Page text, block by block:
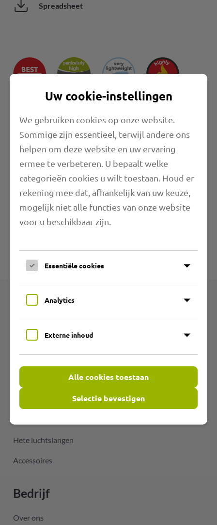
Spreadsheet
Eigenschappen
Lengte
Toepassingsbereiken
Technische specificaties
Productgroepen
Flexibele PVC slangen
Temperatuurbestendige slangen
Hete luchtslangen
Accessoires
Bedrijf
Over ons
Uw cookie-instellingen
We gebruiken cookies op onze website.
Sommige zijn essentieel, terwijl andere ons
helpen om deze website en uw ervaring
ermee te verbeteren. U bepaalt welke
categorieën cookies u wilt toestaan. Houd er
rekening mee dat, afhankelijk van uw keuze,
mogelijk niet alle functies van onze website
voor u beschikbaar zijn.
Essentiële cookies
Analytics
Externe inhoud
Alle cookies toestaan
Selectie bevestigen